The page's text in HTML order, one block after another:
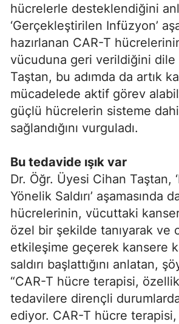
hücrelerle desteklendiğini
‘Gerçekleştirilen Infüzyon’
hazırlanan CAR-T
vücuduna geri verildiğini dile
Taştan, bu adımda da artık
mücadelede aktif görev
güçlü hücrelerin sisteme
sağlandığını vurguladı.
Bu tedavide ışık var
Dr. Öğr. Üyesi Cihan Taştan,
Yönelik Saldırı’ aşamasında
hücrelerinin, vücuttaki
özel bir şekilde tanıyarak ve
etkileşime geçerek kansere
saldırı başlattığını anlatan,
“CAR-T hücre terapisi,
tedavilere dirençli
ediyor. CAR-T hücre